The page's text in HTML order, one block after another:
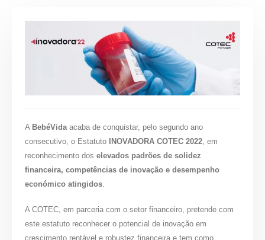
A BebéVidaacaba de conquistar, pelo segundo ano
consecutivo, o Estatuto
INOVADORA COTEC 2022, em
reconhecimento doselevados padrões de solidez
financeira, competências de inovação e desempenho
económico atingidos.
A COTEC, em parceria com o setor financeiro, pretende com
este estatuto reconhecer o potencial de inovação em
crescimento rentável e robustez financeira e tem como